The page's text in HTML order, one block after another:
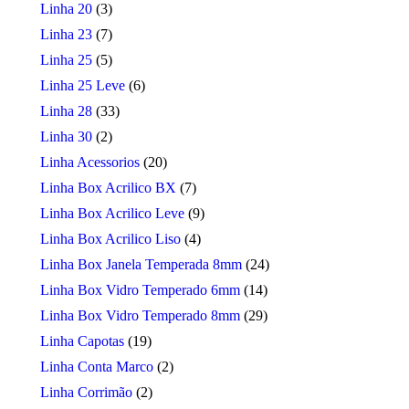
Linha 20 (3)
Linha 23 (7)
Linha 25 (5)
Linha 25 Leve (6)
Linha 28 (33)
Linha 30 (2)
Linha Acessorios (20)
Linha Box Acrilico BX (7)
Linha Box Acrilico Leve (9)
Linha Box Acrilico Liso (4)
Linha Box Janela Temperada 8mm (24)
Linha Box Vidro Temperado 6mm (14)
Linha Box Vidro Temperado 8mm (29)
Linha Capotas (19)
Linha Conta Marco (2)
Linha Corrimão (2)